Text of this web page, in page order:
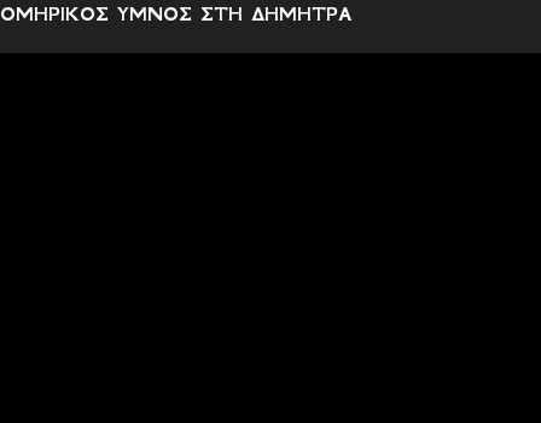
ΟΜΗΡΙΚΟΣ ΥΜΝΟΣ ΣΤΗ ΔΗΜΗΤΡΑ